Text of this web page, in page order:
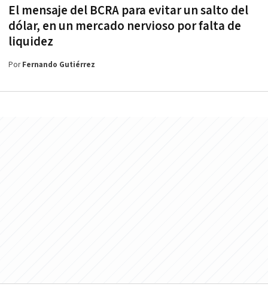
El mensaje del BCRA para evitar un salto del
dólar, en un mercado nervioso por falta de
liquidez
PorFernando Gutiérrez